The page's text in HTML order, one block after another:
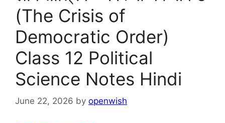
(The Crisis of
Democratic Order)
Class 12 Political
Science Notes Hindi
June 22, 2026 by openwish